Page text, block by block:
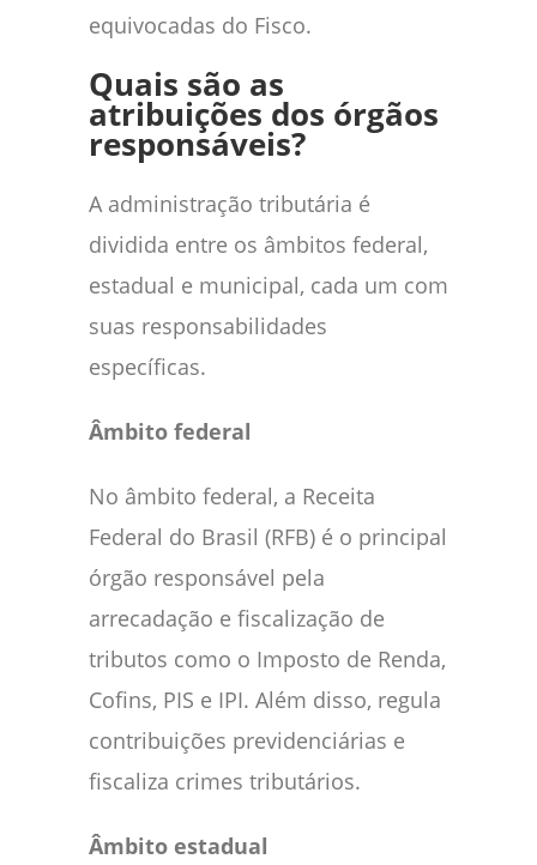
equivocadas do Fisco.
Quais são as
atribuições dos órgãos
responsáveis?
A administração tributária é
dividida entre os âmbitos federal,
estadual e municipal, cada um com
suas responsabilidades
específicas.
Âmbito federal
No âmbito federal, a Receita
Federal do Brasil (RFB) é o principal
órgão responsável pela
arrecadação e fiscalização de
tributos como o Imposto de Renda,
Cofins, PIS e IPI. Além disso, regula
contribuições previdenciárias e
fiscaliza crimes tributários.
Âmbito estadual